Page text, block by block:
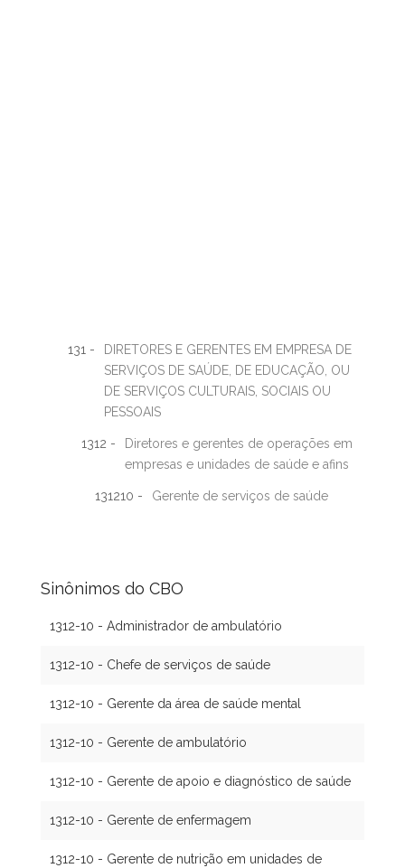
131 -
DIRETORES E GERENTES EM EMPRESA DE
SERVIÇOS DE SAÚDE, DE EDUCAÇÃO, OU
DE SERVIÇOS CULTURAIS, SOCIAIS OU
PESSOAIS
1312 -
Diretores e gerentes de operações em
empresas e unidades de saúde e afins
131210 - Gerente de serviços de saúde
Sinônimos do CBO
1312-10 - Administrador de ambulatório
1312-10 - Chefe de serviços de saúde
1312-10 - Gerente da área de saúde mental
1312-10 - Gerente de ambulatório
1312-10 - Gerente de apoio e diagnóstico de saúde
1312-10 - Gerente de enfermagem
1312-10 - Gerente de nutrição em unidades de